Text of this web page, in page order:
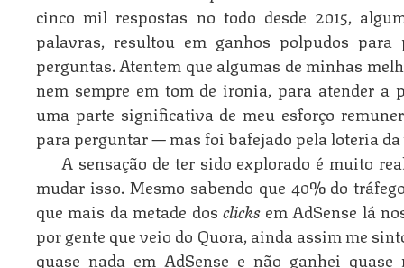
cinco mil respostas no todo desde 2015,
palavras, resultou em ganhos polpudos para
perguntas. Atentem que algumas de minhas
nem sempre em tom de ironia, para atender a
uma parte significativa de meu esforço
para perguntar — mas foi bafejado pela loteria
A sensação de ter sido explorado é muito
mudar isso. Mesmo sabendo que 40% do
que mais da metade dosclicksem AdSense lá
por gente que veio do Quora, ainda assim me
quase nada em AdSense e não ganhei